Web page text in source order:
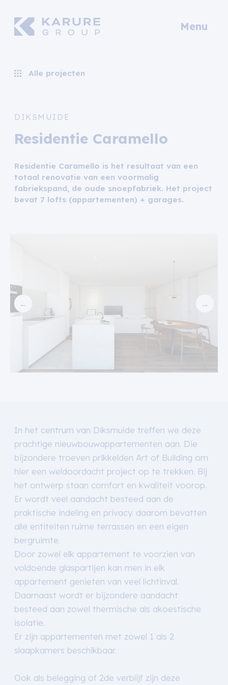
Menu
Alle projecten
DIKSMUIDE
Residentie Caramello
Residentie Caramello is het resultaat van een
totaal renovatie van een voormalig
fabriekspand, de oude snoepfabriek. Het project
bevat 7 lofts (appartementen) + garages.
← →
In het centrum van Diksmuide treffen we deze
prachtige nieuwbouwappartementen aan. Die
bijzondere troeven prikkelden Art of Building om
hier een weldoordacht project op te trekken. Bij
het ontwerp staan comfort en kwaliteit voorop.
Er wordt veel aandacht besteed aan de
praktische indeling en privacy. daarom bevatten
alle entiteiten ruime terrassen en een eigen
bergruimte.
Door zowel elk appartement te voorzien van
voldoende glaspartijen kan men in elk
appartement genieten van veel lichtinval.
Daarnaast wordt er bijzondere aandacht
besteed aan zowel thermische als akoestische
isolatie.
Er zijn appartementen met zowel 1 als 2
slaapkamers beschikbaar.
Ook als belegging of 2de verblijf zijn deze